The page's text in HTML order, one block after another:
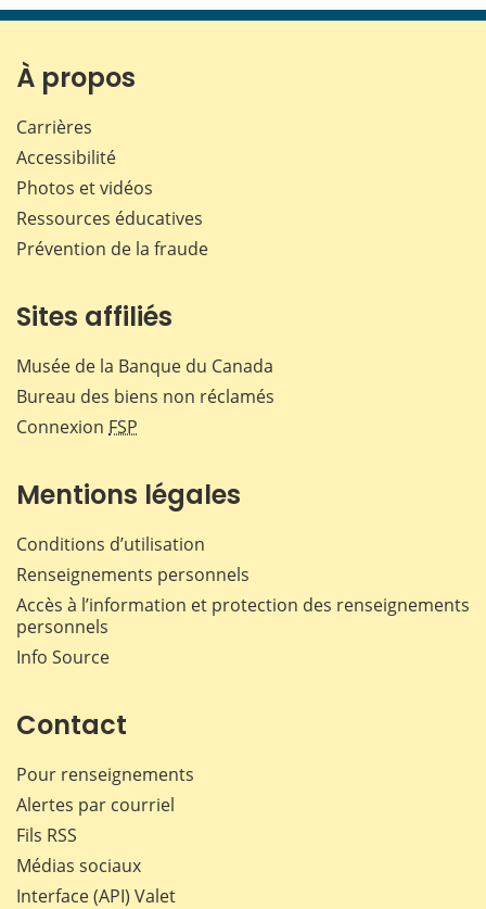
page page page page
À propos
Carrières
Accessibilité
Photos et vidéos
Ressources éducatives
Prévention de la fraude
Sites affiliés
Musée de la Banque du Canada
Bureau des biens non réclamés
Connexion FSP
Mentions légales
Conditions d’utilisation
Renseignements personnels
Accès à l’information et protection des renseignements
personnels
Info Source
Contact
Pour renseignements
Alertes par courriel
Fils RSS
Médias sociaux
Interface (API) Valet